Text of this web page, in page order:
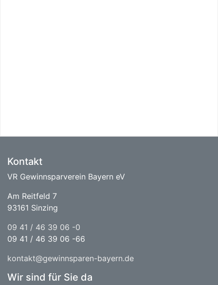
Kontakt
VR Gewinnsparverein Bayern eV
Am Reitfeld 7
93161 Sinzing
09 41 / 46 39 06 -0
09 41 / 46 39 06 -66
kontakt@gewinnsparen-bayern.de
Wir sind für Sie da